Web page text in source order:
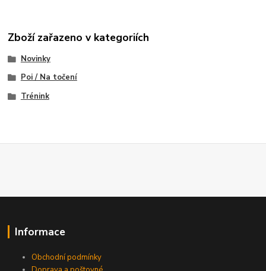
Zboží zařazeno v kategoriích
Novinky
Poi / Na točení
Trénink
Informace
Obchodní podmínky